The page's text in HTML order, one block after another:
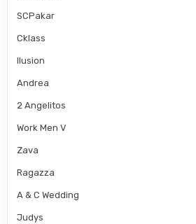
SCPakar
Cklass
Ilusion
Andrea
2 Angelitos
Work Men V
Zava
Ragazza
A & C Wedding
Judys